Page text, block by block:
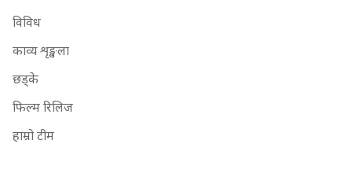
विविध
काव्य शृङ्खला
छड्के
फिल्म रिलिज
हाम्रो टीम